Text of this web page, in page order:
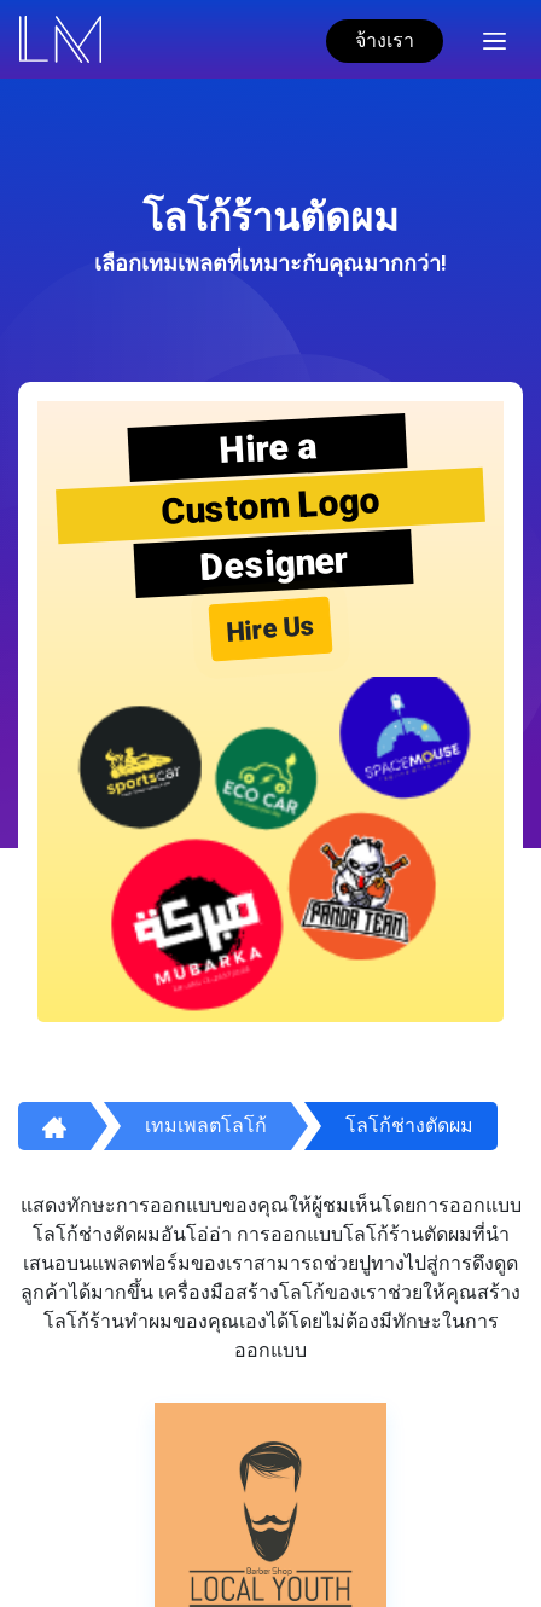
จ้างเรา
โลโก้ร้านตัดผม
เลือกเทมเพลตที่เหมาะกับคุณมากกว่า!
Hire a
Custom Logo
Designer
Hire Us
เทมเพลตโลโก้ โลโก้ช่างตัดผม
แสดงทักษะการออกแบบของคุณให้ผู้ชมเห็นโดยการออกแบบ
โลโก้ช่างตัดผมอันโอ่อ่า การออกแบบโลโก้ร้านตัดผมที่นำ
เสนอบนแพลตฟอร์มของเราสามารถช่วยปูทางไปสู่การดึงดูด
ลูกค้าได้มากขึ้น เครื่องมือสร้างโลโก้ของเราช่วยให้คุณสร้าง
โลโก้ร้านทำผมของคุณเองได้โดยไม่ต้องมีทักษะในการ
ออกแบบ